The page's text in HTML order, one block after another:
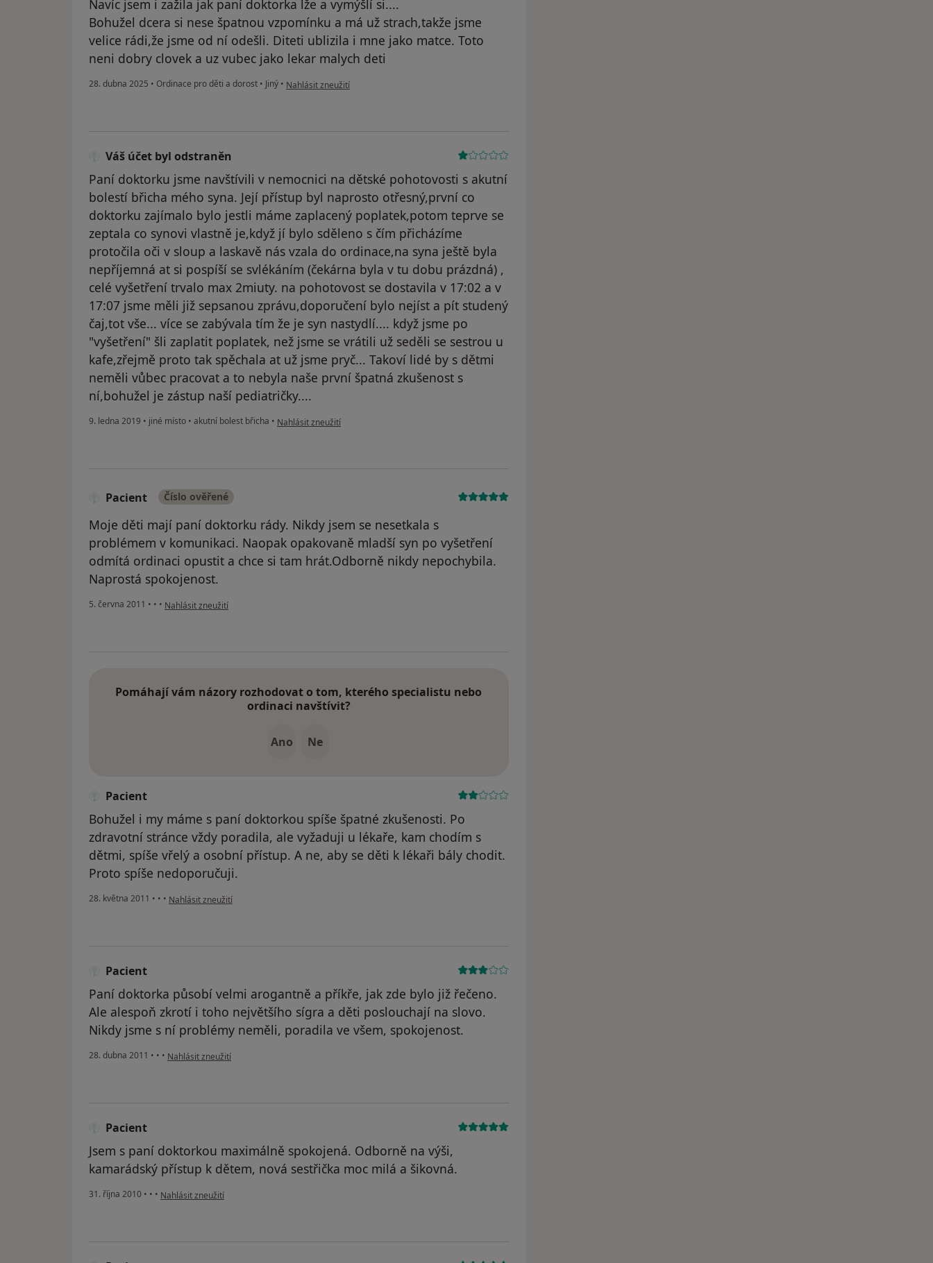
Navíc jsem i zažila jak paní doktorka lže a vymýšlí si....
Bohužel dcera si nese špatnou vzpomínku a má už strach,takže jsme
velice rádi,že jsme od ní odešli. Diteti ublizila i mne jako matce. Toto
neni dobry clovek a uz vubec jako lekar malych deti
28. dubna 2025 • Ordinace pro děti a dorost • Jiný • podle názoru uživatele Olga
Nahlásit zneužití
Váš účet byl odstraněn
Paní doktorku jsme navštívili v nemocnici na dětské pohotovosti s akutní
bolestí břicha mého syna. Její přístup byl naprosto otřesný,první co
doktorku zajímalo bylo jestli máme zaplacený poplatek,potom teprve se
zeptala co synovi vlastně je,když jí bylo sděleno s čím přicházíme
protočila oči v sloup a laskavě nás vzala do ordinace,na syna ještě byla
nepříjemná at si pospíší se svlékáním (čekárna byla v tu dobu prázdná) ,
celé vyšetření trvalo max 2miuty. na pohotovost se dostavila v 17:02 a v
17:07 jsme měli již sepsanou zprávu,doporučení bylo nejíst a pít studený
čaj,tot vše... více se zabývala tím že je syn nastydlí.... když jsme po
"vyšetření" šli zaplatit poplatek, než jsme se vrátili už seděli se sestrou u
kafe,zřejmě proto tak spěchala at už jsme pryč... Takoví lidé by s dětmi
neměli vůbec pracovat a to nebyla naše první špatná zkušenost s
ní,bohužel je zástup naší pediatričky....
9. ledna 2019 • jiné místo • akutní bolest břicha • podle názoru uživatele Váš účet byl odstraněn
Nahlásit zneužití
Pacient Číslo ověřené
Moje děti mají paní doktorku rády. Nikdy jsem se nesetkala s
problémem v komunikaci. Naopak opakovaně mladší syn po vyšetření
odmítá ordinaci opustit a chce si tam hrát.Odborně nikdy nepochybila.
Naprostá spokojenost.
5. června 2011 • • • podle názoru uživatele Pacient
Nahlásit zneužití
Pomáhají vám názory rozhodovat o tom, kterého specialistu nebo
ordinaci navštívit?
Ano Ne
Pacient
Bohužel i my máme s paní doktorkou spíše špatné zkušenosti. Po
zdravotní stránce vždy poradila, ale vyžaduji u lékaře, kam chodím s
dětmi, spíše vřelý a osobní přístup. A ne, aby se děti k lékaři bály chodit.
Proto spíše nedoporučuji.
28. května 2011 • • • podle názoru uživatele Pacient
Nahlásit zneužití
Pacient
Paní doktorka působí velmi arogantně a příkře, jak zde bylo již řečeno.
Ale alespoň zkrotí i toho největšího sígra a děti poslouchají na slovo.
Nikdy jsme s ní problémy neměli, poradila ve všem, spokojenost.
28. dubna 2011 • • • podle názoru uživatele Pacient
Nahlásit zneužití
Pacient
Jsem s paní doktorkou maximálně spokojená. Odborně na výši,
kamarádský přístup k dětem, nová sestřička moc milá a šikovná.
31. října 2010 • • • podle názoru uživatele Pacient
Nahlásit zneužití